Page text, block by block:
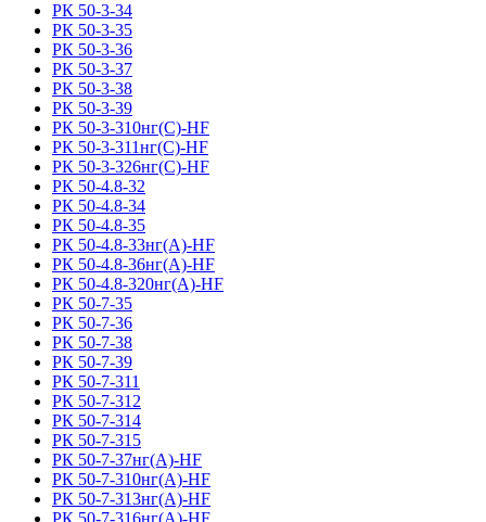
РК 50-3-34
РК 50-3-35
РК 50-3-36
РК 50-3-37
РК 50-3-38
РК 50-3-39
РК 50-3-310нг(С)-HF
РК 50-3-311нг(С)-HF
РК 50-3-326нг(С)-HF
РК 50-4.8-32
РК 50-4.8-34
РК 50-4.8-35
РК 50-4.8-33нг(A)-HF
РК 50-4.8-36нг(A)-HF
РК 50-4.8-320нг(A)-HF
РК 50-7-35
РК 50-7-36
РК 50-7-38
РК 50-7-39
РК 50-7-311
РК 50-7-312
РК 50-7-314
РК 50-7-315
РК 50-7-37нг(A)-HF
РК 50-7-310нг(A)-HF
РК 50-7-313нг(A)-HF
РК 50-7-316нг(A)-HF